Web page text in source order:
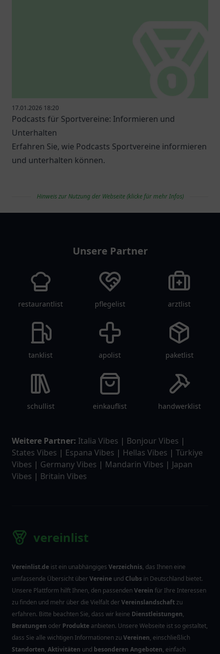
17.01.2026 18:20
Podcasts für Sportvereine: Informieren und
Unterhalten
Erfahren Sie, wie Podcasts Sportvereine informieren
und unterhalten können.
Hinweis zur Nutzung der Webseite (klicke für mehr Infos)
Unsere Partner
restaurantlist pflegelist arztlist
tanklist apolist paketlist
schullist einkauflist handwerklist
Weitere Partner: Italia Vibes | Bonjour Vibes |
States Vibes | Espana Vibes | Hellas Vibes | Türkiye
Vibes | Germany Vibes | Mandarin Vibes | Japan
Vibes | Britain Vibes
vereinlist
Vereinlist.de ist ein unabhängiges Verzeichnis, das Ihnen eine
umfassende Übersicht überVereine und Clubs in Deutschland bietet.
Unsere Plattform hilft Ihnen, den passendenVerein für Ihre Interessen
zu finden und mehr über die Vielfalt derVereinslandschaftzu
erfahren. Bitte beachten Sie, dass wir keine Dienstleistungen,
Beratungen oder Produkte anbieten. Unsere Webseite ist so gestaltet,
dass Sie alle wichtigen Informationen zu Vereinen, einschließlich
Standorten, Aktivitäten und besonderen Angeboten, einfach